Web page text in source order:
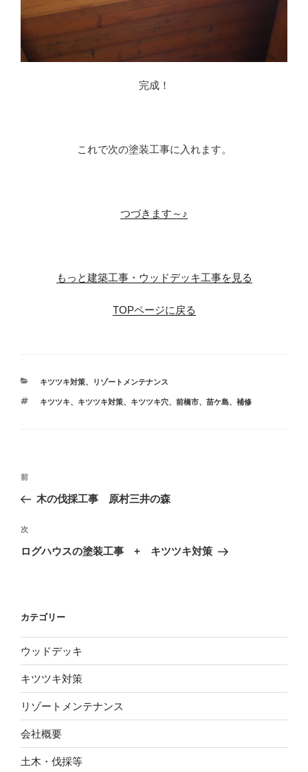
完成！
これで次の塗装工事に入れます。
つづきます～♪
もっと建築工事・ウッドデッキ工事を見る
TOPページに戻る
カ
ゴ
キツツキ対策、 リゾートメンテナンス
タ
キツツキ、 キツツキ対策、 キツツキ穴、 前橋市、 苗ケ島、 補修
投
ナ
ビ
ゲ
ン
前
の
稿
前
木の伐採工事 原村三井の森
次
の
次
ログハウスの塗装工事 + キツツキ対策
カテゴリー
ウッドデッキ
キツツキ対策
リゾートメンテナンス
会社概要
土木・伐採等